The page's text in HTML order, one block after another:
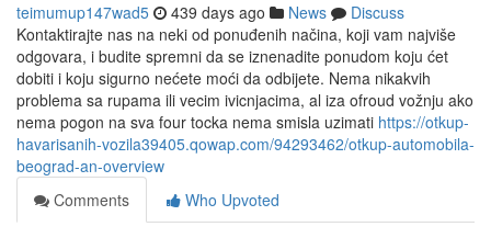
teimumup147wad5 439 days ago News
Discuss
Kontaktirajte nas na neki od ponuđenih načina, koji vam najviše
odgovara, i budite spremni da se iznenadite ponudom koju ćet
dobiti i koju sigurno nećete moći da odbijete. Nema nikakvih
problema sa rupama ili vecim ivicnjacima, al iza ofroud vožnju ako
nema pogon na sva four tocka nema smisla uzimati https://otkup-
havarisanih-vozila39405.qowap.com/94293462/otkup-automobila-
beograd-an-overview
Comments
Who Upvoted